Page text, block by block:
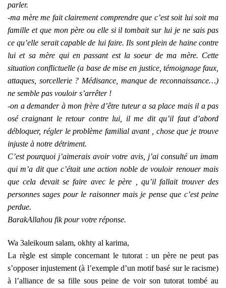
parler.
-ma mère me fait clairement comprendre que c’est soit lui soit ma
famille et que mon père ou elle si il tombait sur lui je ne sais pas
ce qu’elle serait capable de lui faire. Ils sont plein de haine contre
lui et sa mère qui en passant est la soeur de ma mère. Cette
situation conflictuelle (a base de mise en justice, témoignage faux,
attaques, sorcellerie ? Médisance, manque de reconnaissance…)
ne semble pas vouloir s’arrêter !
-on a demander à mon frère d’être tuteur a sa place mais il a pas
osé craignant le retour contre lui, il me dit qu’il faut d’abord
débloquer, régler le problème familial avant , chose que je trouve
injuste à notre détriment.
C’est pourquoi j’aimerais avoir votre avis, j’ai consulté un imam
qui m’a dit que c’était une action noble de vouloir renouer mais
que cela devait se faire avec le père , qu’il fallait trouver des
personnes sages pour le raisonner mais je pense que c’est peine
perdue.
BarakAllahou fik pour votre réponse.
Wa 3aleikoum salam, okhty al karima,
La règle est simple concernant le tutorat : un père ne peut pas
s’opposer injustement (à l’exemple d’un motif basé sur le racisme)
à l’alliance de sa fille sous peine de voir son tutorat tombé au